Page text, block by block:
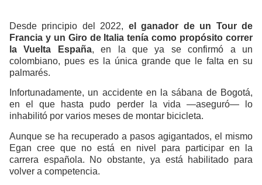
Desde principio del 2022, el ganador de un Tour de
Francia y un Giro de Italia tenía como propósito correr
laVuelta España, en la que ya se confirmó a un
colombiano, pues es la única grande que le falta en su
palmarés.
Infortunadamente, un accidente en la sábana de Bogotá,
en el que hasta pudo perder la vida—aseguró— lo
inhabilitó por varios meses de montar bicicleta.
Aunque se ha recuperado a pasos agigantados, el mismo
Egan cree que no está en nivel para participar en la
carrera española. No obstante, ya está habilitado para
volver a competencia.